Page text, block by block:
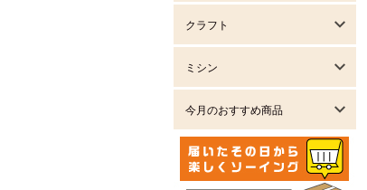
クラフト
ミシン
今月のおすすめ商品